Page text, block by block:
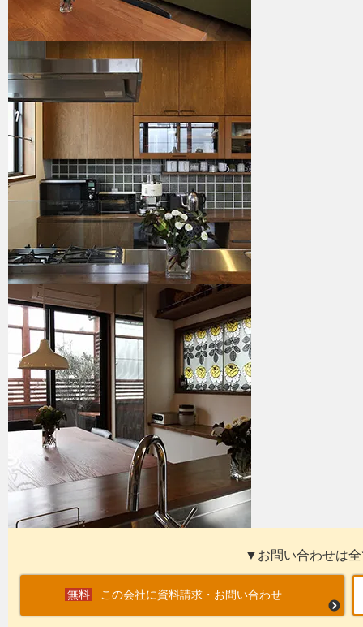
▼お問い合わせは
この会社に資料請求・お問い合わせ